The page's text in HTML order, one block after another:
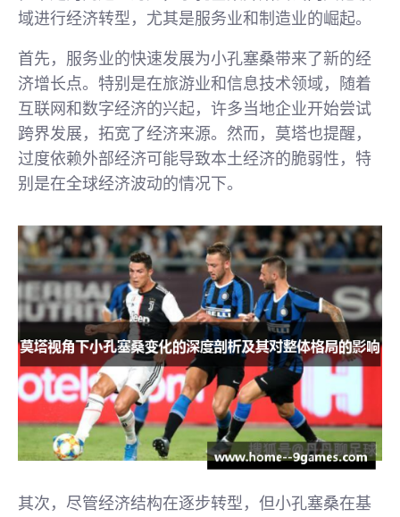
域进行经济转型，尤其是服务业和制造业的崛起。
首先，服务业的快速发展为小孔塞桑带来了新的经
济增长点。特别是在旅游业和信息技术领域，随着
互联网和数字经济的兴起，许多当地企业开始尝试
跨界发展，拓宽了经济来源。然而，莫塔也提醒，
过度依赖外部经济可能导致本土经济的脆弱性，特
别是在全球经济波动的情况下。
其次，尽管经济结构在逐步转型，但小孔塞桑在基